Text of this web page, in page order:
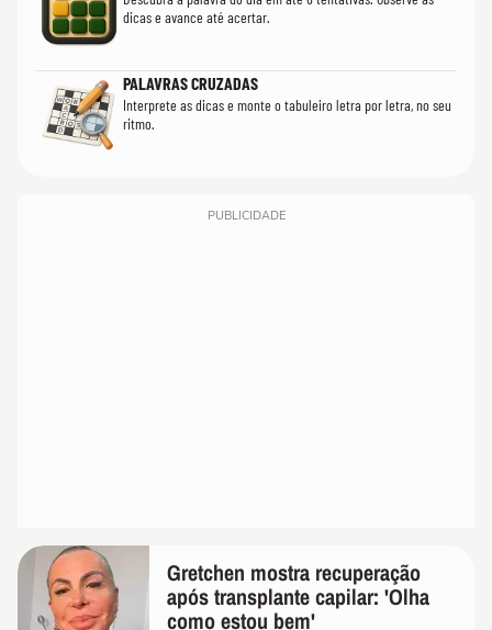
dicas e avance até acertar.
PALAVRAS CRUZADAS
Interprete as dicas e monte o tabuleiro letra por letra, no seu
ritmo.
PUBLICIDADE
Gretchen mostra recuperação
após transplante capilar: 'Olha
como estou bem'